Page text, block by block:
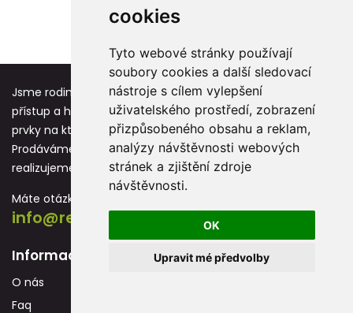
cookies
Tyto webové stránky používají
soubory cookies a další sledovací
nástroje s cílem vylepšení
uživatelského prostředí, zobrazení
přizpůsobeného obsahu a reklam,
analýzy návštěvnosti webových
stránek a zjištění zdroje
návštěvnosti.
OK
Upravit mé předvolby
Jsme rodinná firma založená před více jak 25 lety. Osobní
přístup a hodnoty jako respekt, úcta a vděk jsou základní
prvky na kterých stavíme každou novou spolupráci.
Prodáváme reklamní předměty s potiskem, které
realizujeme převážně na vlastních strojích.
Máte otázku? Neváhejte nás kontaktovat:
info@reklamnidarky.cz
Informace
O nás
Faq